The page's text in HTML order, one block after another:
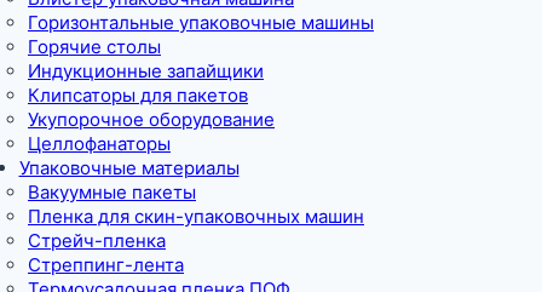
Горизонтальные упаковочные машины
Горячие столы
Индукционные запайщики
Клипсаторы для пакетов
Укупорочное оборудование
Целлофанаторы
Упаковочные материалы
Вакуумные пакеты
Пленка для скин-упаковочных машин
Стрейч-пленка
Стреппинг-лента